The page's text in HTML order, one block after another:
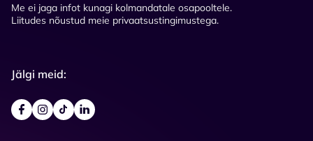
Me ei jaga infot kunagi kolmandatale osapooltele.
Liitudes nõustud meie privaatsustingimustega.
Jälgi meid: